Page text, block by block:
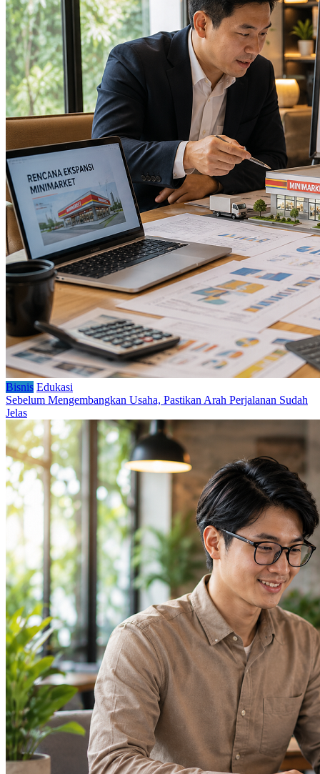
Bisnis Edukasi
Sebelum Mengembangkan Usaha, Pastikan Arah Perjalanan Sudah
Jelas